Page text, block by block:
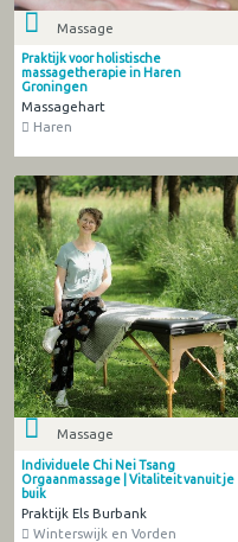
Massage
Praktijk voor holistische
massagetherapie in Haren
Groningen
Massagehart
Haren
Massage
Individuele Chi Nei Tsang
Orgaanmassage | Vitaliteit vanuit je
buik
Praktijk Els Burbank
Winterswijk en Vorden